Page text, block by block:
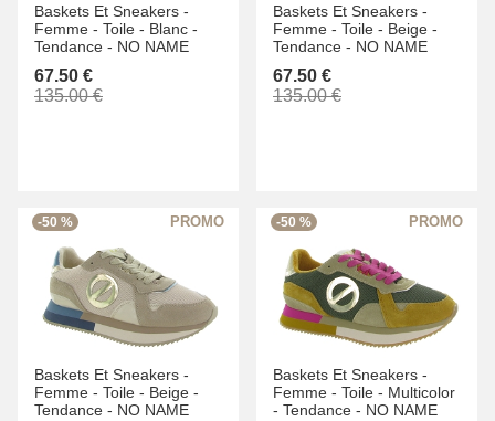
Baskets Et Sneakers -
Femme - Toile - Blanc -
Tendance - NO NAME
67.50 €
135.00 €
Baskets Et Sneakers -
Femme - Toile - Beige -
Tendance - NO NAME
67.50 €
135.00 €
-50 %
Baskets Et Sneakers -
Femme - Toile - Beige -
Tendance - NO NAME
-50 %
Baskets Et Sneakers -
Femme - Toile - Multicolor
- Tendance - NO NAME